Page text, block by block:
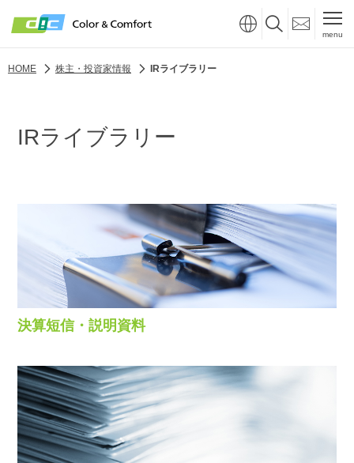
menu
HOME 株主・投資家情報 IRライブラリー
IRライブラリー
決算短信・説明資料